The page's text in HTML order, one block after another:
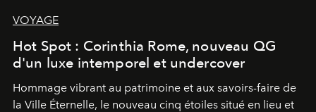
VOYAGE
Hot Spot : Corinthia Rome, nouveau QG
d'un luxe intemporel et undercover
Hommage vibrant au patrimoine et aux savoirs-faire de
la Ville Éternelle, le nouveau cinq étoiles situé en lieu et